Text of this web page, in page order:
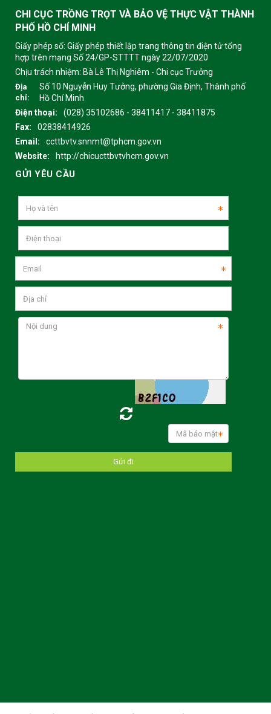
CHI CỤC TRỒNG TRỌT VÀ BẢO VỆ THỰC VẬT THÀNH
PHỐ HỒ CHÍ MINH
Giấy phép số: Giấy phép thiết lập trang thông tin điện tử tổng
hợp trên mạng Số 24/GP-STTTT ngày 22/07/2020
Chịu trách nhiệm: Bà Lê Thị Nghiêm - Chi cục Trưởng
Địa
chỉ:
Số 10 Nguyễn Huy Tưởng, phường Gia Định, Thành phố
Hồ Chí Minh
Điện thoại:
(028) 35102686 - 38411417 - 38411875
Fax:
02838414926
Email:
ccttbvtv.snnmt@tphcm.gov.vn
Website:
http://chicucttbvtvhcm.gov.vn
GỬI YÊU CẦU